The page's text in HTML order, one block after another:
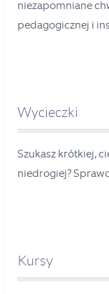
niezapomniane
pedagogicznej i
Wycieczki
Szukasz krótkiej,
niedrogiej?
Kursy